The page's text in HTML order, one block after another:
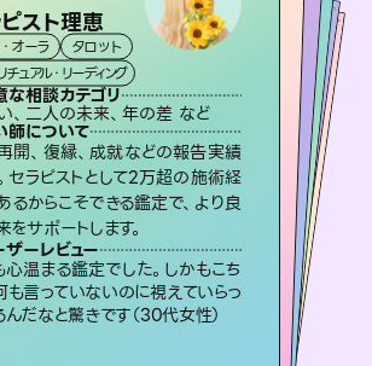
スト理恵
オーラ
タロット
チュアル・リーディング
な相談カテゴリ
、二人の未来、年の差 など
師について
開、復縁、成就などの報告実績
セラピストとして2万超の施術経
るからこそできる鑑定で、より良
をサポートします。
ザーレビュー
心温まる鑑定でした。しかもこち
も言っていないのに視えていらっ
んだなと驚きです（30代女性）
おう 霊感オラクル
霊視・オーラ
オラクルカード
得意な相談カテゴリ
恋愛総合、あの人の気持ち など
占い師について
霊視×オラクルカードを使って「今」と
「未来」そして「気になるあの人の気持
ち」まで丁寧に読み解き、恋や人生のヒ
ントを優しく引き出します。
ユーザーレビュー
不安な気持ちが嘘みたいに晴れまし
た…！よく視えていらっしゃるんだなと
感じました（40代 女性）
アイリス -iris-
西洋占星術 タロット
ルーン
得意な相談カテゴリ
恋愛総合、片想い、二人の未来 など
占い師について
復縁、恋愛、不倫の行方、同性愛や片
思い、仕事関係や借金問題まで知りた
いことや心の負担になっていることを
紐解き、背中をそっと押して導きます。
ユーザーレビュー
安心感のあり、言い切ってくれる所や濁
さない鑑定のおかげで、毎回自分の気
持ちを整えられます（30代 男性）
彗望（すいぼう
霊視・オーラ
スピリチュアル・リーディング
得意な相談カテゴリ
片想い、あの人の気持ち、復縁 など
占い師について
3,700年以上の歴史を持つ東洋最古の占術「易占」で詳細まで占い、幸せへ向かう道筋を示します。厳しい結果にも具体的な対策をお伝えします。
ユーザーレビュー
複雑な背景もしっかり聞いて鑑定して
いただけました。気持ちが楽になりまし
た（50代 女性）
未来視師＊花
霊視・オーラ
スピリチュアル・リーディング
得意な相談カテゴリ
出逢い、片想い、復縁 など
占い師について
未来には何パターンもの選択肢があり
ます。不安で視えにくくなっているあな
たの素敵な未来を見つけ、その未来を
選択できるようアドバイスします。
ユーザーレビュー
職場の人の性質や人間関係、本心など
本当によく視えていてびっくり。対策が
打てて前向きになれます（40代）
桃源珠羽
霊視・オーラ タロット
スピリチュアル・リーディング
得意な相談カテゴリ
片想い、あの人の気持ち、復縁 など
占い師について
恋愛のお悩みの中でも特に「曖昧な関
係」の相談を得意としており、友達以上
恋人未満なお相手との今後や本音を丁
寧に読み解き恋愛成就へと導きます。
ユーザーレビュー
鑑定していただいてアドバイス通りに行
動すると仲が復活してきました。ありが
とうございました（40代 女性）